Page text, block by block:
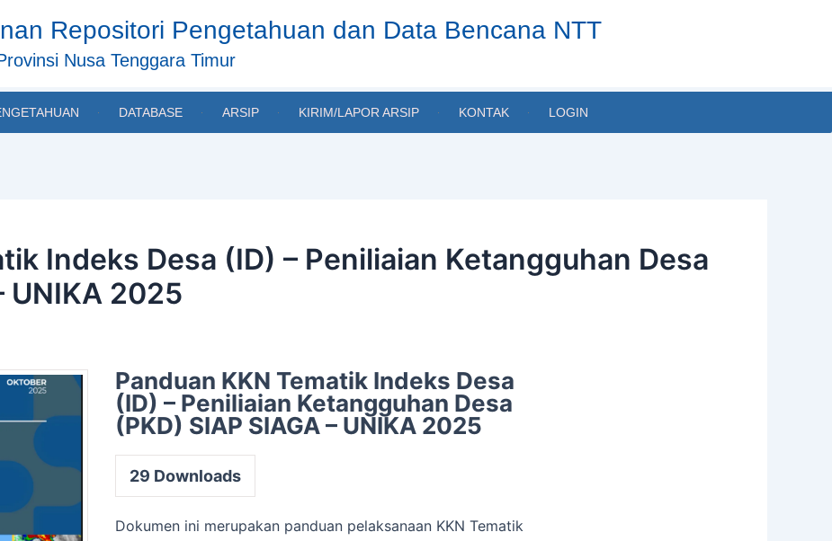
Repositori Pengetahuan dan Data Bencana NTT
Nusa Tenggara Timur
DATABASE ARSIP KIRIM/LAPOR ARSIP KONTAK LOGIN
Indeks Desa (ID) – Peniliaian Ketangguhan Desa
UNIKA 2025
Panduan KKN Tematik Indeks Desa
(ID) – Peniliaian Ketangguhan Desa
(PKD) SIAP SIAGA – UNIKA 2025
29 Downloads
Dokumen ini merupakan panduan pelaksanaan KKN Tematik